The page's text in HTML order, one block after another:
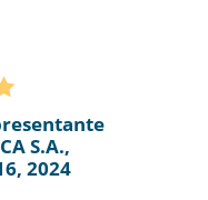
S.A.,
2024